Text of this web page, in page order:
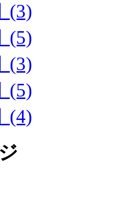
(3)
(5)
(3)
(5)
(4)